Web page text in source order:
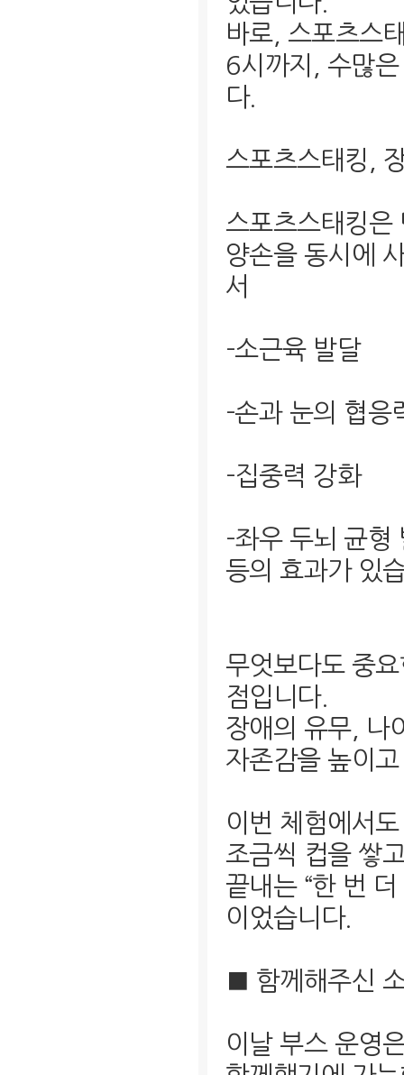
바로, 스포츠스
6시까지, 수많
다.
스포츠스태킹,
스포츠스태킹은
양손을 동시에
서
-소근육 발달
-손과 눈의 협응
-집중력 강화
-좌우 두뇌 균형
등의 효과가 있
무엇보다도 중
점입니다.
장애의 유무, 나
자존감을 높이
이번 체험에서
조금씩 컵을 쌓
끝내는 “한 번
이었습니다.
■ 함께해주신
이날 부스 운영